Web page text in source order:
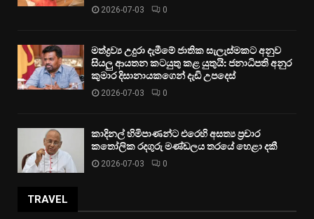
2026-07-03 0
මත්ද්‍රව්‍ය උදුරා දැමීමේ ජාතික සැලැස්මකට අනුව
සියලු ආයතන කටයුතු කළ යුතුයි: ජනාධිපති අනුර
කුමාර දිසානායකගෙන් දැඩි උපදෙස්
2026-07-03 0
කාදිනල් හිමිපාණන්ට එරෙහි අසත්‍ය ප්‍රචාර
කතෝලික රදගුරු මණ්ඩලය තරයේ හෙළා දකී
2026-07-03 0
TRAVEL